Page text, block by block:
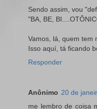
Sendo assim, vou
"BA, BE,
Vamos, lá, quem tem
Isso aquí, tá ficando
Responder
Anônimo 20 de
me lembro de coisa